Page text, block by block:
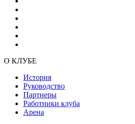
О КЛУБЕ
История
Руководство
Партнеры
Работники клуба
Арена